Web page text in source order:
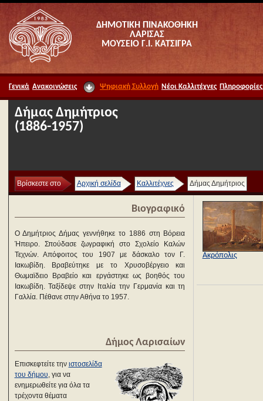
ΔΗΜΟΤΙΚΗ ΠΙΝΑΚΟΘΗΚΗ
ΛΑΡΙΣΑΣ
ΜΟΥΣΕΙΟ Γ.Ι. ΚΑΤΣΙΓΡΑ
Γενικά Ανακοινώσεις Ψηφιακή Συλλογή Νέοι Καλλιτέχνες Πληροφορίες
Δήμας Δημήτριος
(1886-1957)
Βρίσκεστε στο Αρχική σελίδα Καλλιτέχνες Δήμας Δημήτριος
Βιογραφικό
Ο Δημήτριος Δήμας γεννήθηκε το 1886 στη Βόρεια
Ήπειρο. Σπούδασε ζωγραφική στο Σχολείο Καλών
Τεχνών. Απόφοιτος του 1907 με δάσκαλο τον Γ.
Ιακωβίδη. Βραβεύτηκε με το Χρυσοβέργειο και
Θωμαϊδειο Βραβείο και εργάστηκε ως βοηθός του
Ιακωβίδη. Ταξίδεψε στην Ιταλία την Γερμανία και τη
Γαλλία. Πέθανε στην Αθήνα το 1957.
Δήμος Λαρισαίων
Επισκεφτείτε την ιστοσελίδα
του δήμου, για να
ενημερωθείτε για όλα τα
τρέχοντα θέματα
Ακρόπολις